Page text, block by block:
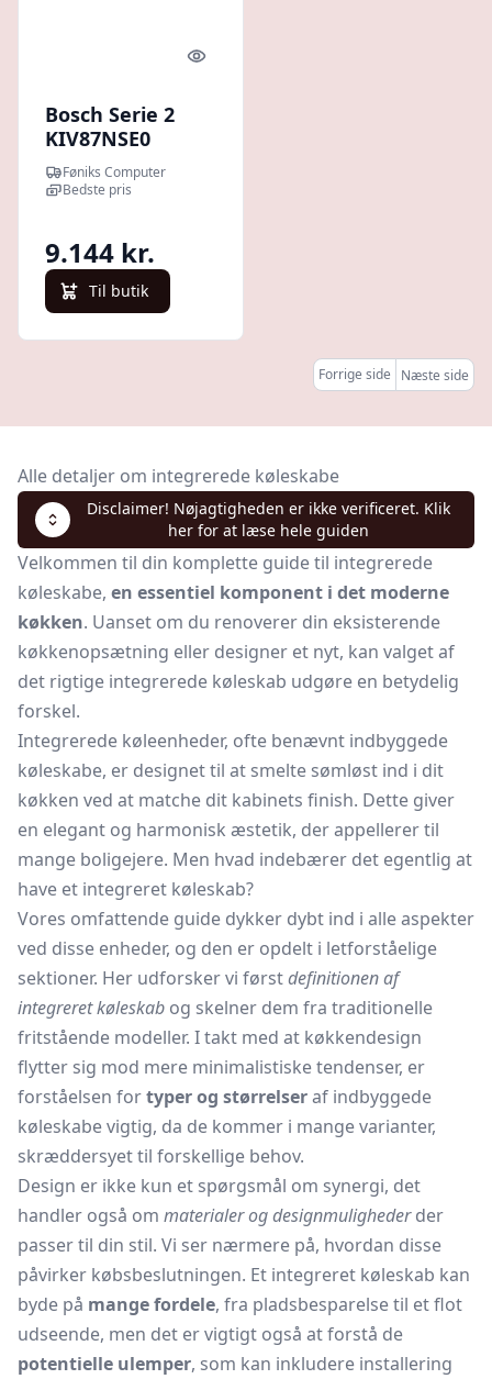
Quick look
Bosch Serie 2
KIV87NSE0
Kølefryseskab -
270 L - E - 1772
Føniks Computer
Bedste pris
9.144 kr.
Til butik
Forrige side Næste side
Alle detaljer om integrerede køleskabe
Disclaimer! Nøjagtigheden er ikke verificeret. Klik
her for at læse hele guiden
Velkommen til din komplette guide til integrerede
køleskabe, en essentiel komponent i det moderne
køkken. Uanset om du renoverer din eksisterende
køkkenopsætning eller designer et nyt, kan valget af
det rigtige integrerede køleskab udgøre en betydelig
forskel.
Integrerede køleenheder, ofte benævnt indbyggede
køleskabe, er designet til at smelte sømløst ind i dit
køkken ved at matche dit kabinets finish. Dette giver
en elegant og harmonisk æstetik, der appellerer til
mange boligejere. Men hvad indebærer det egentlig at
have et integreret køleskab?
Vores omfattende guide dykker dybt ind i alle aspekter
ved disse enheder, og den er opdelt i letforståelige
sektioner. Her udforsker vi førstdefinitionen af
integreret køleskab og skelner dem fra traditionelle
fritstående modeller. I takt med at køkkendesign
flytter sig mod mere minimalistiske tendenser, er
forståelsen fortyper og størrelseraf indbyggede
køleskabe vigtig, da de kommer i mange varianter,
skræddersyet til forskellige behov.
Design er ikke kun et spørgsmål om synergi, det
handler også om materialer og designmulighederder
passer til din stil. Vi ser nærmere på, hvordan disse
påvirker købsbeslutningen. Et integreret køleskab kan
byde på mange fordele, fra pladsbesparelse til et flot
udseende, men det er vigtigt også at forstå de
potentielle ulemper, som kan inkludere installering